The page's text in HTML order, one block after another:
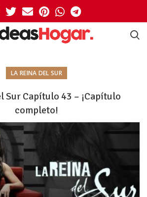
LA REINA DEL SUR
Sur Capítulo 43 – ¡Capítulo
completo!